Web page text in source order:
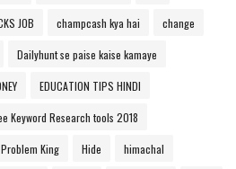
JOB champcash kya hai change
Dailyhunt se paise kaise kamaye
EDUCATION TIPS HINDI
Keyword Research tools 2018
King Hide himachal